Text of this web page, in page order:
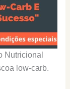
Nutricional
low-carb.